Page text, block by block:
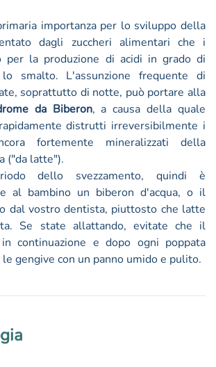
importanza per lo sviluppo della
dagli zuccheri alimentari che i
per la produzione di acidi in grado di
lo smalto. L'assunzione frequente di
soprattutto di notte, può portare alla
da Biberon, a causa della quale
distrutti irreversibilmente i
fortemente mineralizzati della
("da latte").
dello svezzamento, quindi è
al bambino un biberon d'acqua, o il
dal vostro dentista, piuttosto che latte
Se state allattando, evitate che il
continuazione e dopo ogni poppata
gengive con un panno umido e pulito.